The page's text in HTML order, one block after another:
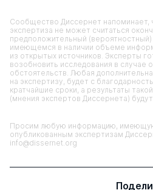
Сообщество Диссернет напоминает,
экспертиза не может считаться
предположительный (вероятностный)
имеющемся в наличии объеме
из открытых источников. Эксперты
возобновить исследования в случае
обстоятельств. Любая
на экспертизу, будет с
кратчайшие сроки, а результаты
(мнения экспертов Диссернета)
Просим любую информацию,
опубликованным экспертизам
info@dissernet.org